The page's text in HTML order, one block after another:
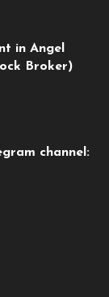
in Angel
Broker)
channel: